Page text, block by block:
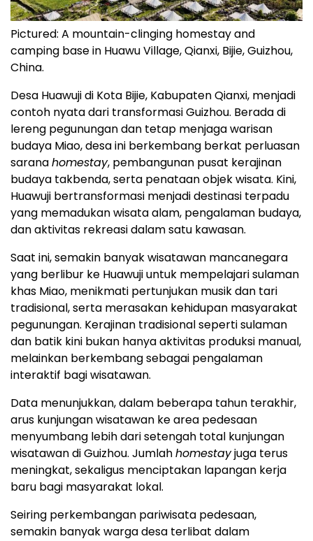
Pictured: A mountain-clinging homestay and
camping base in Huawu Village, Qianxi, Bijie, Guizhou,
China.
Desa Huawuji di Kota Bijie, Kabupaten Qianxi, menjadi
contoh nyata dari transformasi Guizhou. Berada di
lereng pegunungan dan tetap menjaga warisan
budaya Miao, desa ini berkembang berkat perluasan
saranahomestay, pembangunan pusat kerajinan
budaya takbenda, serta penataan objek wisata. Kini,
Huawuji bertransformasi menjadi destinasi terpadu
yang memadukan wisata alam, pengalaman budaya,
dan aktivitas rekreasi dalam satu kawasan.
Saat ini, semakin banyak wisatawan mancanegara
yang berlibur ke Huawuji untuk mempelajari sulaman
khas Miao, menikmati pertunjukan musik dan tari
tradisional, serta merasakan kehidupan masyarakat
pegunungan. Kerajinan tradisional seperti sulaman
dan batik kini bukan hanya aktivitas produksi manual,
melainkan berkembang sebagai pengalaman
interaktif bagi wisatawan.
Data menunjukkan, dalam beberapa tahun terakhir,
arus kunjungan wisatawan ke area pedesaan
menyumbang lebih dari setengah total kunjungan
wisatawan di Guizhou. Jumlahhomestayjuga terus
meningkat, sekaligus menciptakan lapangan kerja
baru bagi masyarakat lokal.
Seiring perkembangan pariwisata pedesaan,
semakin banyak warga desa terlibat dalam